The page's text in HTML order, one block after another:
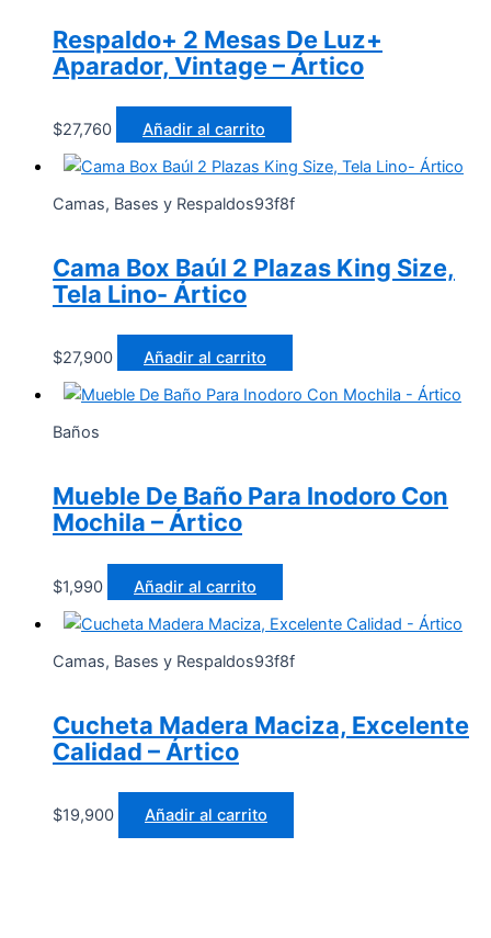
Respaldo+ 2 Mesas De Luz+
Aparador, Vintage – Ártico
$27,760 Añadir al carrito
Camas, Bases y Respaldos93f8f
Cama Box Baúl 2 Plazas King Size,
Tela Lino- Ártico
$27,900 Añadir al carrito
Baños
Mueble De Baño Para Inodoro Con
Mochila – Ártico
$1,990 Añadir al carrito
Camas, Bases y Respaldos93f8f
Cucheta Madera Maciza, Excelente
Calidad – Ártico
$19,900 Añadir al carrito